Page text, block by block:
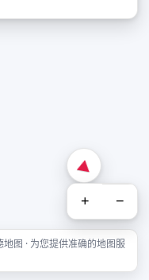
+ −
图 · 为您提供准确的地图服